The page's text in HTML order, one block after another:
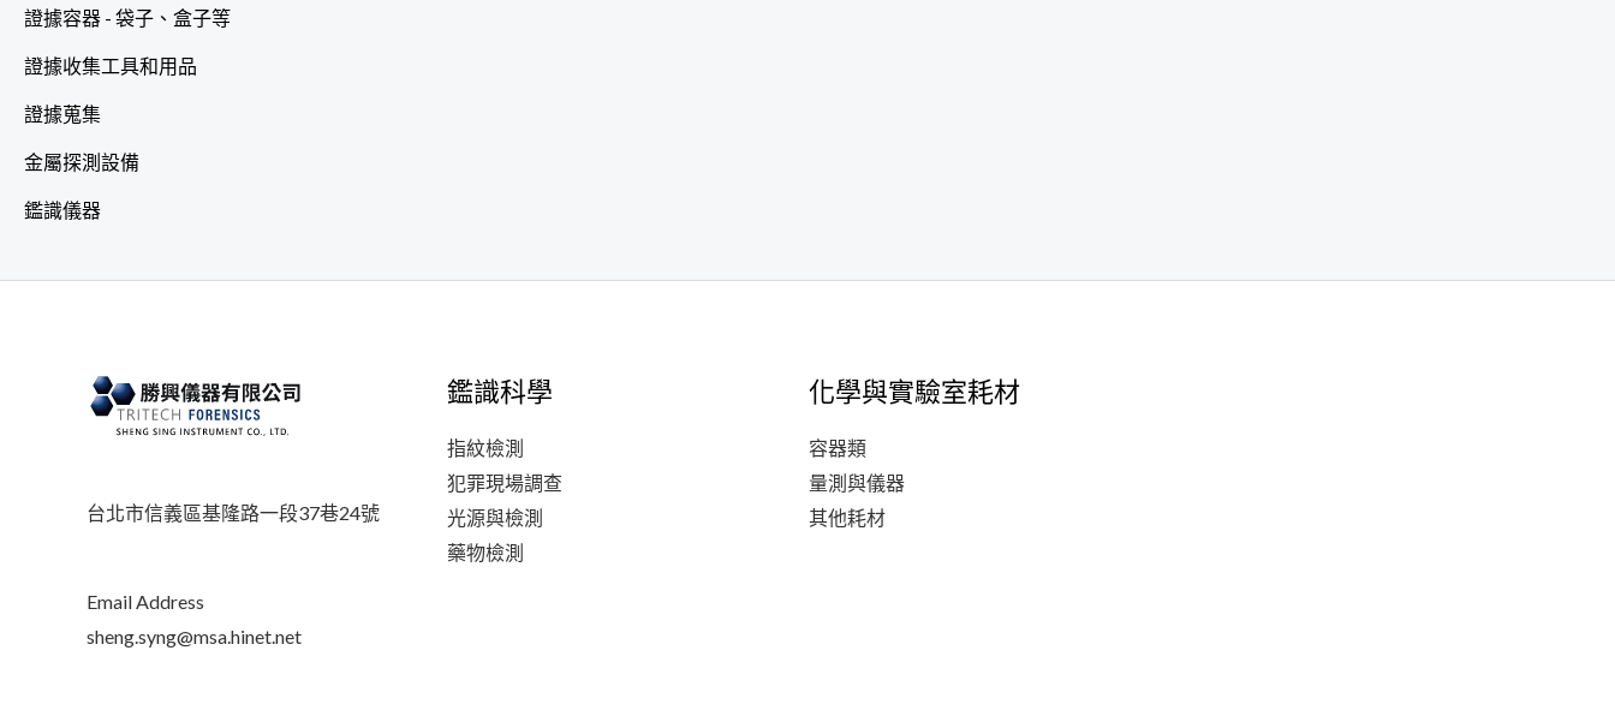
證據容器 - 袋子、盒子等
證據收集工具和用品
證據蒐集
金屬探測設備
鑑識儀器
台北市信義區基隆路一段37巷24號
Email Address
sheng.syng@msa.hinet.net
鑑識科學
指紋檢測
犯罪現場調查
光源與檢測
藥物檢測
化學與實驗室耗材
容器類
量測與儀器
其他耗材